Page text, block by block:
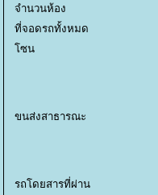
จำนวนห้อง
ที่จอดรถทั้งหมด
ซน
ขนส่งสาธารณะ
รถโดยสารที่ผ่าน